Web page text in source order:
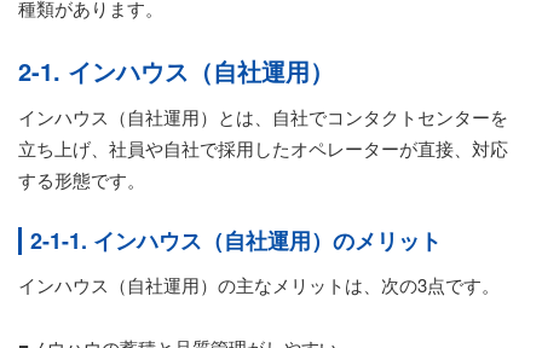
種類があります。
2-1. インハウス（自社運用）
インハウス（自社運用）とは、自社でコンタクトセンターを
立ち上げ、社員や自社で採用したオペレーターが直接、対応
する形態です。
2-1-1. インハウス（自社運用）のメリット
インハウス（自社運用）の主なメリットは、次の3点です。